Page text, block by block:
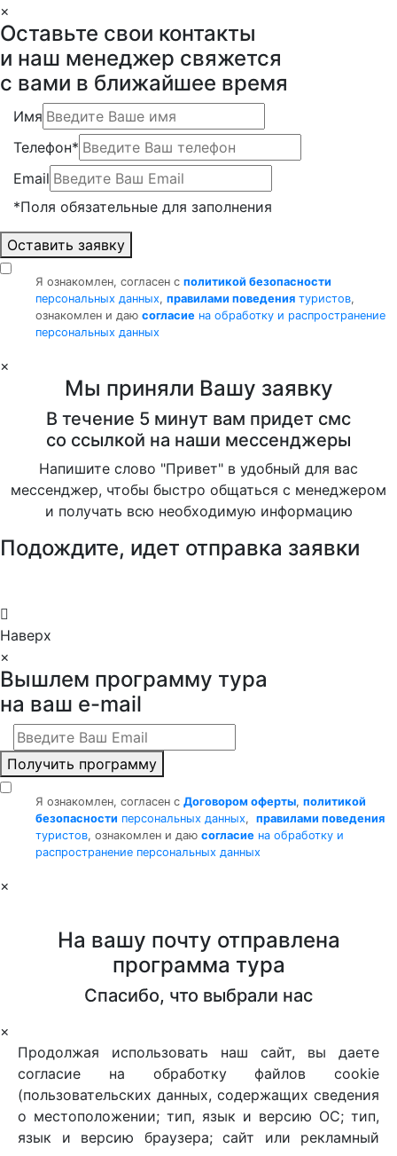
×
Оставьте свои контакты
и наш менеджер свяжется
с вами в ближайшее время
Имя
Телефон*
Email
*Поля обязательные для заполнения
Оставить заявку
Я ознакомлен, согласен с политикой безопасности
персональных данных, правилами поведения туристов,
ознакомлен и даю согласие на обработку и распространение
персональных данных
×
Мы приняли Вашу заявку
В течение 5 минут вам придет смс
со ссылкой на наши мессенджеры
Напишите слово "Привет" в удобный для вас
мессенджер, чтобы быстро общаться с менеджером
и получать всю необходимую информацию
Подождите, идет отправка заявки
Наверх
×
Вышлем программу тура
на ваш e-mail
Получить программу
Я ознакомлен, согласен с Договором оферты, политикой
безопасности персональных данных, правилами поведения
туристов, ознакомлен и даю согласие на обработку и
распространение персональных данных
×
На вашу почту отправлена
программа тура
Спасибо, что выбрали нас
×
Продолжая использовать наш сайт, вы даете
согласие на обработку файлов cookie
(пользовательских данных, содержащих сведения
о местоположении; тип, язык и версию ОС; тип,
язык и версию браузера; сайт или рекламный